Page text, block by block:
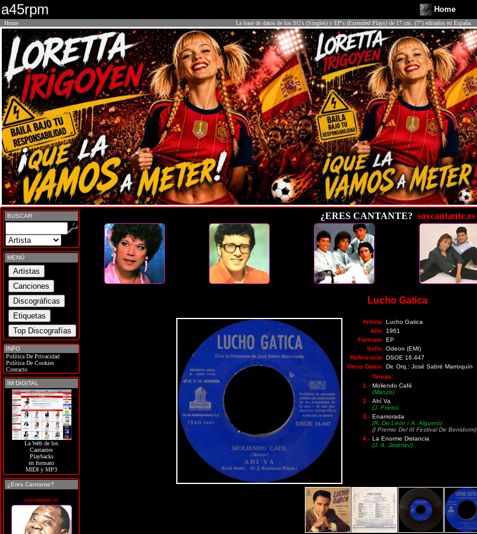
a45rpm Home
Home La base de datos de los SG's (Singles) y EP's (Extended Plays) de 17 cm. (7") editados en España.
BUSCAR
MENÚ
INFO
Política De Privacidad
Política De Cookies
Contacto
IM DIGITAL
La Web de los
Cantantes
Playbacks
en formato
MIDI y MP3
¿Eres Cantante?
soycantante.es
¿ERES CANTANTE? soycantante.es
Lucho Gatica
Artista: Lucho Gatica
Año: 1961
Formato: EP
Sello: Odeon (EMI)
Referencia: DSOE 16.447
Otros Datos: Dir. Orq.: José Sabré Marroquín
Temas:
1.- Moliendo Café
(Manzo)
2.- Ahí Va
(J. Prieto)
3.- Enamorada
(R. De León / A. Algueró)
(I Premio Del III Festival De Benidorm)
4.- La Enorme Distancia
(J. A. Jiménez)